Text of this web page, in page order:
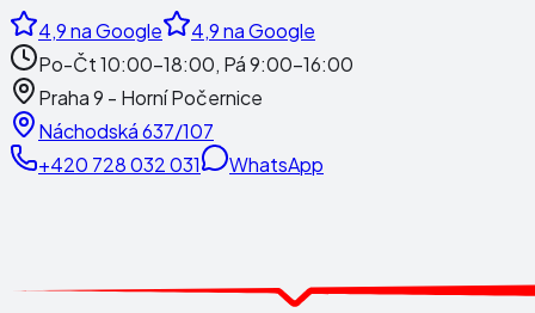
4,9na Google 4,9na Google
Po-Čt 10:00-18:00, Pá 9:00-16:00
Praha 9 - Horní Počernice
Náchodská 637/107
+420 728 032 031
WhatsApp